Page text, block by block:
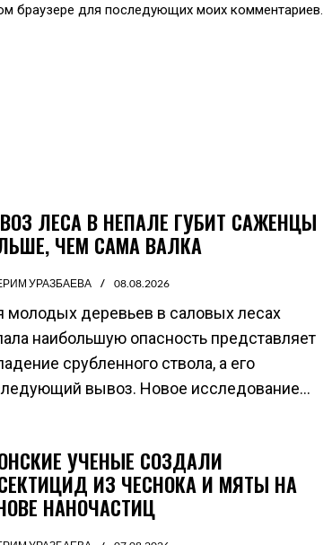
браузере для последующих моих комментариев.
ЛЕСА В НЕПАЛЕ ГУБИТ САЖЕНЦЫ
ЧЕМ САМА ВАЛКА
УРАЗБАЕВА 08.08.2026
молодых деревьев в саловых лесах
наибольшую опасность представляет
срубленного ствола, а его
вывоз. Новое исследование...
УЧЕНЫЕ СОЗДАЛИ
ИЗ ЧЕСНОКА И МЯТЫ НА
НАНОЧАСТИЦ